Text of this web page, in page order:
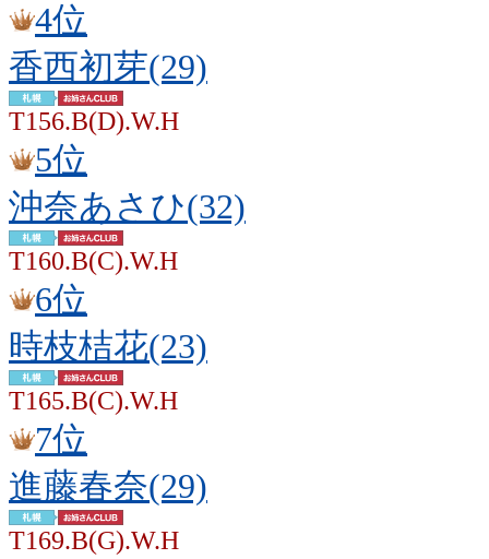
4位
香西初芽(29)
T156.B(D).W.H
5位
沖奈あさひ(32)
T160.B(C).W.H
6位
時枝桔花(23)
T165.B(C).W.H
7位
進藤春奈(29)
T169.B(G).W.H